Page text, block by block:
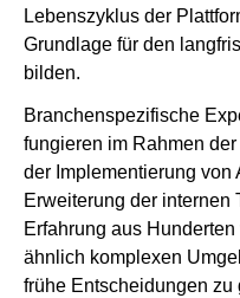
Lebenszyklus der
Grundlage für den
bilden.
Branchenspezifische
fungieren im Rahmen
der Implementierung
Erweiterung der internen
Erfahrung aus
ähnlich komplexen
frühe Entscheidungen zu